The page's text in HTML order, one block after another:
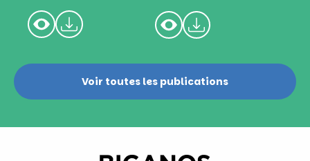
Voir toutes les publications